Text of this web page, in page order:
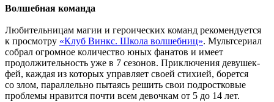
Волшебная команда
Любительницам магии и героических команд рекомендуется
к просмотру «Клуб Винкс. Школа волшебниц». Мультсериал
собрал огромное количество юных фанатов и имеет
продолжительность уже в 7 сезонов. Приключения девушек-
фей, каждая из которых управляет своей стихией, борется
со злом, параллельно пытаясь решить свои подростковые
проблемы нравится почти всем девочкам от 5 до 14 лет.